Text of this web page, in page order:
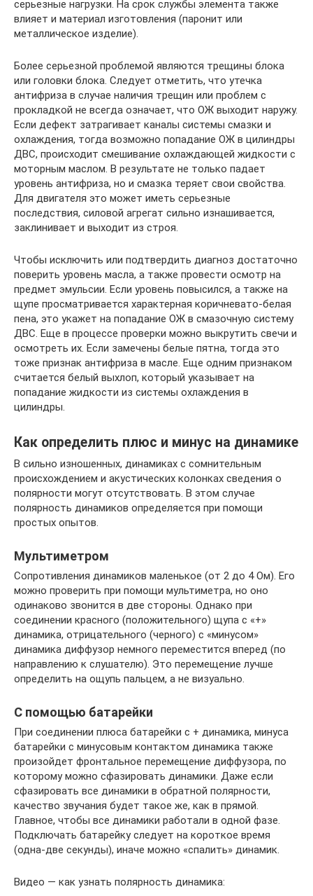
серьезные нагрузки. На срок службы элемента также
влияет и материал изготовления (паронит или
металлическое изделие).
Более серьезной проблемой являются трещины блока
или головки блока. Следует отметить, что утечка
антифриза в случае наличия трещин или проблем с
прокладкой не всегда означает, что ОЖ выходит наружу.
Если дефект затрагивает каналы системы смазки и
охлаждения, тогда возможно попадание ОЖ в цилиндры
ДВС, происходит смешивание охлаждающей жидкости с
моторным маслом. В результате не только падает
уровень антифриза, но и смазка теряет свои свойства.
Для двигателя это может иметь серьезные
последствия, силовой агрегат сильно изнашивается,
заклинивает и выходит из строя.
Чтобы исключить или подтвердить диагноз достаточно
поверить уровень масла, а также провести осмотр на
предмет эмульсии. Если уровень повысился, а также на
щупе просматривается характерная коричневато-белая
пена, это укажет на попадание ОЖ в смазочную систему
ДВС. Еще в процессе проверки можно выкрутить свечи и
осмотреть их. Если замечены белые пятна, тогда это
тоже признак антифриза в масле. Еще одним признаком
считается белый выхлоп, который указывает на
попадание жидкости из системы охлаждения в
цилиндры.
Как определить плюс и минус на динамике
В сильно изношенных, динамиках с сомнительным
происхождением и акустических колонках сведения о
полярности могут отсутствовать. В этом случае
полярность динамиков определяется при помощи
простых опытов.
Мультиметром
Сопротивления динамиков маленькое (от 2 до 4 Ом). Его
можно проверить при помощи мультиметра, но оно
одинаково звонится в две стороны. Однако при
соединении красного (положительного) щупа с «+»
динамика, отрицательного (черного) с «минусом»
динамика диффузор немного переместится вперед (по
направлению к слушателю). Это перемещение лучше
определить на ощупь пальцем, а не визуально.
С помощью батарейки
При соединении плюса батарейки с + динамика, минуса
батарейки с минусовым контактом динамика также
произойдет фронтальное перемещение диффузора, по
которому можно сфазировать динамики. Даже если
сфазировать все динамики в обратной полярности,
качество звучания будет такое же, как в прямой.
Главное, чтобы все динамики работали в одной фазе.
Подключать батарейку следует на короткое время
(одна-две секунды), иначе можно «спалить» динамик.
Видео — как узнать полярность динамика: